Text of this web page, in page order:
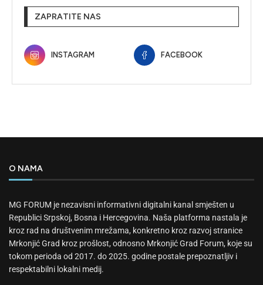
ZAPRATITE NAS
INSTAGRAM FACEBOOK
O NAMA
MG FORUM je nezavisni informativni digitalni kanal smješten u
Republici Srpskoj, Bosna i Hercegovina. Naša platforma nastala je
kroz rad na društvenim mrežama, konkretno kroz razvoj stranice
Mrkonjić Grad kroz prošlost, odnosno Mrkonjić Grad Forum, koje su
tokom perioda od 2017. do 2025. godine postale prepoznatljiv i
respektabilni lokalni medij.